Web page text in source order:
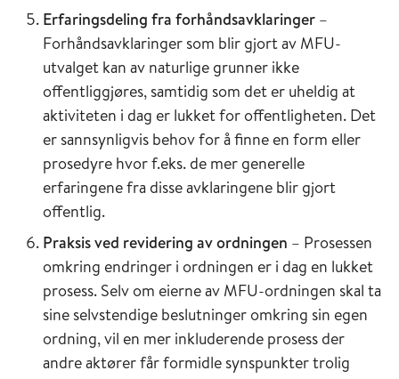
Erfaringsdeling fra forhåndsavklaringer –
Forhåndsavklaringer som blir gjort av MFU-
utvalget kan av naturlige grunner ikke
offentliggjøres, samtidig som det er uheldig at
aktiviteten i dag er lukket for offentligheten. Det
er sannsynligvis behov for å finne en form eller
prosedyre hvor f.eks. de mer generelle
erfaringene fra disse avklaringene blir gjort
offentlig.
Praksis ved revidering av ordningen – Prosessen
omkring endringer i ordningen er i dag en lukket
prosess. Selv om eierne av MFU-ordningen skal ta
sine selvstendige beslutninger omkring sin egen
ordning, vil en mer inkluderende prosess der
andre aktører får formidle synspunkter trolig